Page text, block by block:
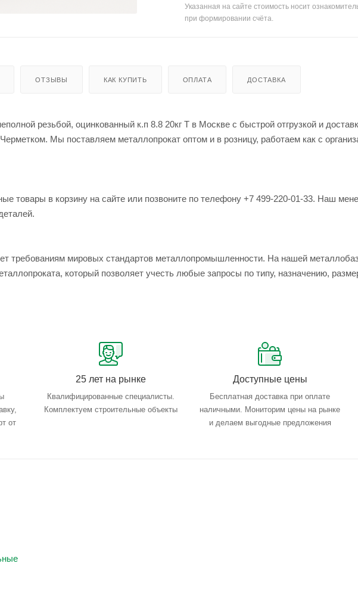
Указанная на сайте стоимость носит
при формировании счёта.
ОТЗЫВЫ КАК КУПИТЬ ОПЛАТА ДОСТАВКА
резьбой, оцинкованный к.п 8.8 20кг Т в Москве с быстрой отгрузкой и
Мы поставляем металлопрокат оптом и в розницу, работаем как с
товары в корзину на сайте или позвоните по телефону +7 499-220-01-33. Наш
требованиям мировых стандартов металлопромышленности. На нашей
который позволяет учесть любые запросы по типу, назначению,
от
25 лет на рынке
Квалифицированные специалисты.
Комплектуем строительные объекты
Доступные цены
Бесплатная доставка при оплате
наличными. Мониторим цены на рынке
и делаем выгодные предложения